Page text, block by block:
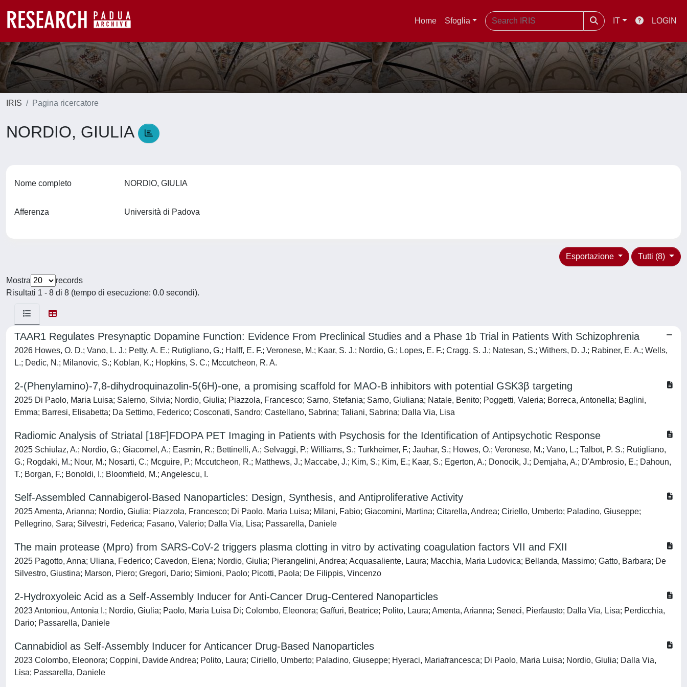
Home Sfoglia IT LOGIN
IRIS Pagina ricercatore
NORDIO, GIULIA
Nome completo NORDIO, GIULIA
Afferenza Università di Padova
Tutti (8)
Esportazione
Mostra
records
Risultati 1 - 8 di 8 (tempo di esecuzione: 0.0 secondi).
TAAR1 Regulates Presynaptic Dopamine Function: Evidence From Preclinical Studies and a Phase 1b Trial in Patients With Schizophrenia
2026 Howes, O. D.; Vano, L. J.; Petty, A. E.; Rutigliano, G.; Halff, E. F.; Veronese, M.; Kaar, S. J.; Nordio, G.; Lopes, E. F.; Cragg, S. J.; Natesan, S.; Withers, D. J.; Rabiner, E. A.; Wells,
L.; Dedic, N.; Milanovic, S.; Koblan, K.; Hopkins, S. C.; Mccutcheon, R. A.
2-(Phenylamino)-7,8-dihydroquinazolin-5(6H)-one, a promising scaffold for MAO-B inhibitors with potential GSK3β targeting
2025 Di Paolo, Maria Luisa; Salerno, Silvia; Nordio, Giulia; Piazzola, Francesco; Sarno, Stefania; Sarno, Giuliana; Natale, Benito; Poggetti, Valeria; Borreca, Antonella; Baglini,
Emma; Barresi, Elisabetta; Da Settimo, Federico; Cosconati, Sandro; Castellano, Sabrina; Taliani, Sabrina; Dalla Via, Lisa
Radiomic Analysis of Striatal [18F]FDOPA PET Imaging in Patients with Psychosis for the Identification of Antipsychotic Response
2025 Schiulaz, A.; Nordio, G.; Giacomel, A.; Easmin, R.; Bettinelli, A.; Selvaggi, P.; Williams, S.; Turkheimer, F.; Jauhar, S.; Howes, O.; Veronese, M.; Vano, L.; Talbot, P. S.; Rutigliano,
G.; Rogdaki, M.; Nour, M.; Nosarti, C.; Mcguire, P.; Mccutcheon, R.; Matthews, J.; Maccabe, J.; Kim, S.; Kim, E.; Kaar, S.; Egerton, A.; Donocik, J.; Demjaha, A.; D'Ambrosio, E.; Dahoun,
T.; Borgan, F.; Bonoldi, I.; Bloomfield, M.; Angelescu, I.
Self-Assembled Cannabigerol-Based Nanoparticles: Design, Synthesis, and Antiproliferative Activity
2025 Amenta, Arianna; Nordio, Giulia; Piazzola, Francesco; Di Paolo, Maria Luisa; Milani, Fabio; Giacomini, Martina; Citarella, Andrea; Ciriello, Umberto; Paladino, Giuseppe;
Pellegrino, Sara; Silvestri, Federica; Fasano, Valerio; Dalla Via, Lisa; Passarella, Daniele
The main protease (Mpro) from SARS-CoV-2 triggers plasma clotting in vitro by activating coagulation factors VII and FXII
2025 Pagotto, Anna; Uliana, Federico; Cavedon, Elena; Nordio, Giulia; Pierangelini, Andrea; Acquasaliente, Laura; Macchia, Maria Ludovica; Bellanda, Massimo; Gatto, Barbara; De
Silvestro, Giustina; Marson, Piero; Gregori, Dario; Simioni, Paolo; Picotti, Paola; De Filippis, Vincenzo
2-Hydroxyoleic Acid as a Self-Assembly Inducer for Anti-Cancer Drug-Centered Nanoparticles
2023 Antoniou, Antonia I.; Nordio, Giulia; Paolo, Maria Luisa Di; Colombo, Eleonora; Gaffuri, Beatrice; Polito, Laura; Amenta, Arianna; Seneci, Pierfausto; Dalla Via, Lisa; Perdicchia,
Dario; Passarella, Daniele
Cannabidiol as Self-Assembly Inducer for Anticancer Drug-Based Nanoparticles
2023 Colombo, Eleonora; Coppini, Davide Andrea; Polito, Laura; Ciriello, Umberto; Paladino, Giuseppe; Hyeraci, Mariafrancesca; Di Paolo, Maria Luisa; Nordio, Giulia; Dalla Via,
Lisa; Passarella, Daniele